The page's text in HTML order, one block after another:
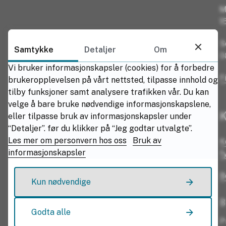
Samtykke Detaljer
Om
Vi bruker informasjonskapsler (cookies) for å forbedre
brukeropplevelsen på vårt nettsted, tilpasse innhold og
tilby funksjoner samt analysere trafikken vår. Du kan
velge å bare bruke nødvendige informasjonskapslene,
eller tilpasse bruk av informasjonskapsler under
“Detaljer”. før du klikker på “Jeg godtar utvalgte”.
Les mer om personvern hos oss
Bruk av
informasjonskapsler
Kun nødvendige
Godta alle